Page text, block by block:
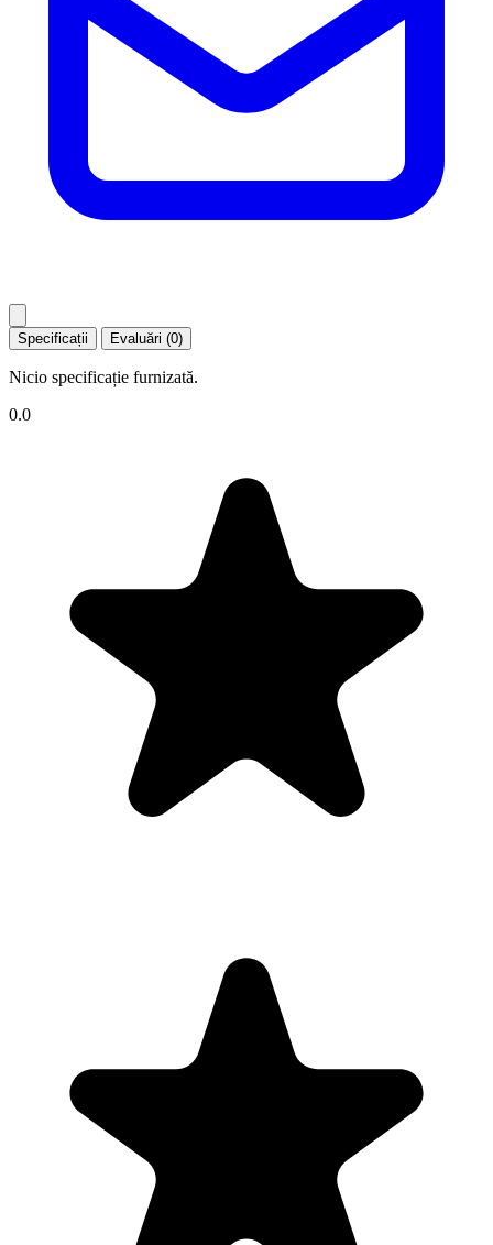
Specificații Evaluări (0)
Nicio specificație furnizată.
0.0